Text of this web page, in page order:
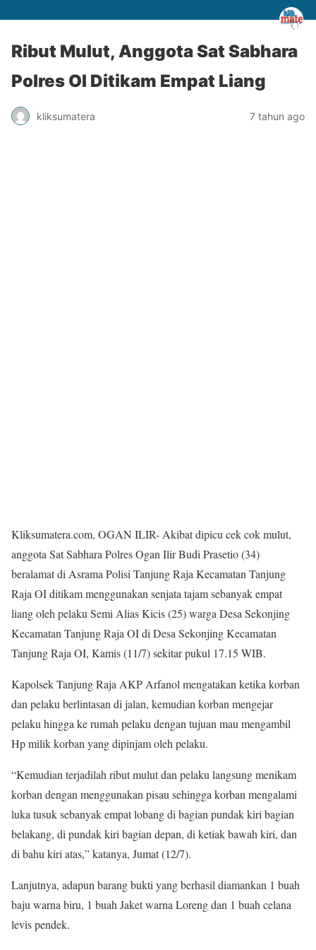
Ribut Mulut, Anggota Sat Sabhara
Polres OI Ditikam Empat Liang
kliksumatera 7 tahun ago
Kliksumatera.com, OGAN ILIR- Akibat dipicu cek cok mulut,
anggota Sat Sabhara Polres Ogan Ilir Budi Prasetio (34)
beralamat di Asrama Polisi Tanjung Raja Kecamatan Tanjung
Raja OI ditikam menggunakan senjata tajam sebanyak empat
liang oleh pelaku Semi Alias Kicis (25) warga Desa Sekonjing
Kecamatan Tanjung Raja OI di Desa Sekonjing Kecamatan
Tanjung Raja OI, Kamis (11/7) sekitar pukul 17.15 WIB.
Kapolsek Tanjung Raja AKP Arfanol mengatakan ketika korban
dan pelaku berlintasan di jalan, kemudian korban mengejar
pelaku hingga ke rumah pelaku dengan tujuan mau mengambil
Hp milik korban yang dipinjam oleh pelaku.
“Kemudian terjadilah ribut mulut dan pelaku langsung menikam
korban dengan menggunakan pisau sehingga korban mengalami
luka tusuk sebanyak empat lobang di bagian pundak kiri bagian
belakang, di pundak kiri bagian depan, di ketiak bawah kiri, dan
di bahu kiri atas,” katanya, Jumat (12/7).
Lanjutnya, adapun barang bukti yang berhasil diamankan 1 buah
baju warna biru, 1 buah Jaket warna Loreng dan 1 buah celana
levis pendek.